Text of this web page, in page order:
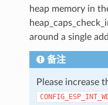
heap memory in
around a single
备注
Please increase